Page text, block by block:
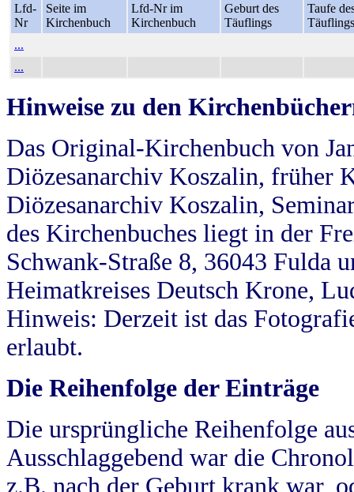
Lfd-
Nr
Seite im
Kirchenbuch
Lfd-Nr im
Kirchenbuch
Geburt des
Täuflings
Taufe
Täuflings
...
...
Hinweise zu den
Das Original-Kirchenbuch von
Diözesanarchiv Koszalin, früher
Diözesanarchiv Koszalin,
des Kirchenbuches liegt in der
Schwank-Straße 8, 36043 Fulda
Heimatkreises Deutsch Krone,
Hinweis: Derzeit ist das
erlaubt.
Die Reihenfolge der Einträge
Die ursprüngliche Reihenfolge
Ausschlaggebend war die
z.B. nach der Geburt krank war,